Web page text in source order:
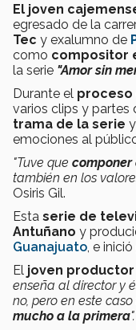
El joven
egresado de la
Tec y exalumno de
como compositor
la serie "Amor sin
Durante el proceso
varios clips y partes
trama de la serie
emociones al
"Tuve que
también en los
Osiris Gil.
Esta serie de
Antuñano y
Guanajuato , e
El joven productor
enseña al director y
no, pero en este
mucho a la primera".